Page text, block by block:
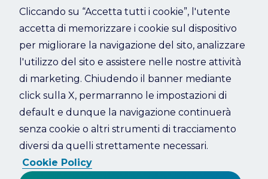
Refresh
Cliccando su “Accetta tutti i cookie”, l'utente
accetta di memorizzare i cookie sul dispositivo
per migliorare la navigazione del sito, analizzare
l'utilizzo del sito e assistere nelle nostre attività
di marketing. Chiudendo il banner mediante
click sulla X, permarranno le impostazioni di
default e dunque la navigazione continuerà
senza cookie o altri strumenti di tracciamento
diversi da quelli strettamente necessari.
Cookie Policy